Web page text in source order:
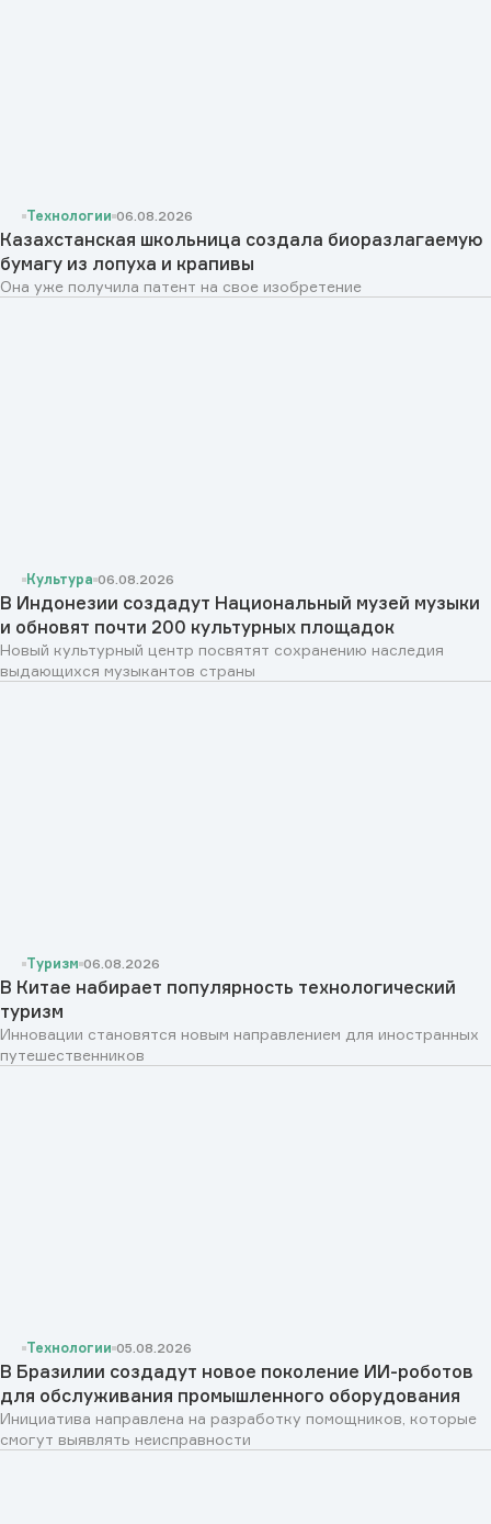
Технологии 06.08.2026
Казахстанская школьница создала биоразлагаемую
бумагу из лопуха и крапивы
Она уже получила патент на свое изобретение
Культура 06.08.2026
В Индонезии создадут Национальный музей музыки
и обновят почти 200 культурных площадок
Новый культурный центр посвятят сохранению наследия
выдающихся музыкантов страны
Туризм 06.08.2026
В Китае набирает популярность технологический
туризм
Инновации становятся новым направлением для иностранных
путешественников
Технологии 05.08.2026
В Бразилии создадут новое поколение ИИ-роботов
для обслуживания промышленного оборудования
Инициатива направлена на разработку помощников, которые
смогут выявлять неисправности